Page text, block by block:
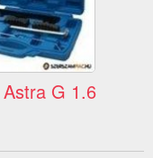
G 1.6